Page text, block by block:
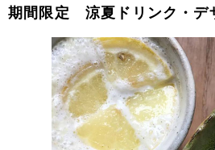
期間限定 涼夏ドリンク・